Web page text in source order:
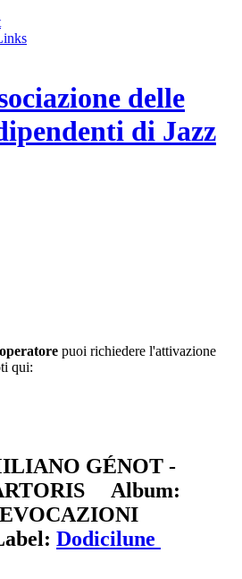
delle
di Jazz
operatore puoi richiedere l'attivazione
qui:
GÉNOT -
Album:
Dodicilune